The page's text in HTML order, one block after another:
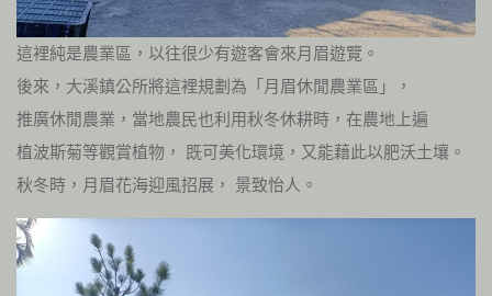
這裡純是農業區，以往很少有遊客會來月眉遊覽。
後來，大溪鎮公所將這裡規劃為「月眉休閒農業區」，
推廣休閒農業，當地農民也利用秋冬休耕時，在農地上遍
植波斯菊等觀賞植物， 既可美化環境，又能藉此以肥沃土壤。
秋冬時，月眉花海迎風招展， 景致怡人。